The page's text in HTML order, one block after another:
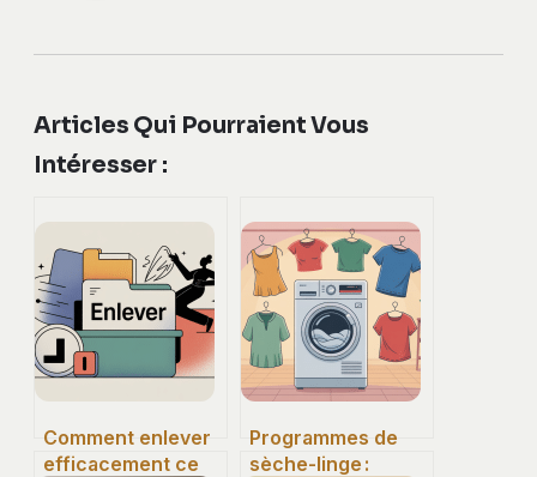
Articles Qui Pourraient Vous
Intéresser :
Comment enlever
efficacement ce
Programmes de
sèche-linge :